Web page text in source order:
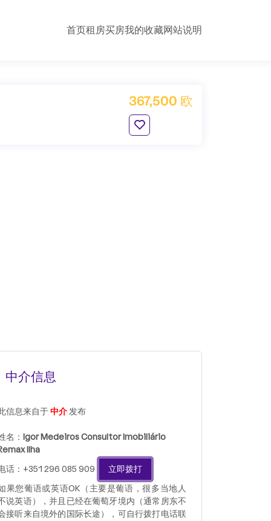
首页租房买房我的收藏网站说明
367,500 欧
中介信息
信息来自于中介发布
名： Igor Medeiros Consultor Imobiliário
Ilha
话：+351 296 085 909
立即拨打
果您葡语或英语OK（主要是葡语，很多当地人
说英语），并且已经在葡萄牙境内（通常房东不
接听来自境外的国际长途），可自行拨打电话联